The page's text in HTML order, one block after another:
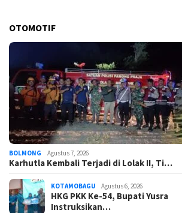
OTOMOTIF
BOLMONG Agustus 7, 2026
Karhutla Kembali Terjadi di Lolak II, Ti…
KOTAMOBAGU Agustus 6, 2026
HKG PKK Ke-54, Bupati Yusra
Instruksikan…